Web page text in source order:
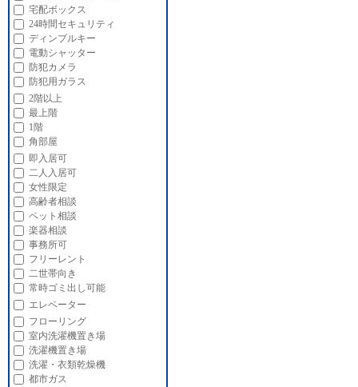
宅配ボックス
24時間セキュリティ
ディンプルキー
電動シャッター
防犯カメラ
防犯用ガラス
2階以上
最上階
1階
角部屋
即入居可
二人入居可
女性限定
高齢者相談
ペット相談
楽器相談
事務所可
フリーレント
二世帯向き
常時ゴミ出し可能
エレベーター
フローリング
室内洗濯機置き場
洗濯機置き場
洗濯・衣類乾燥機
都市ガス